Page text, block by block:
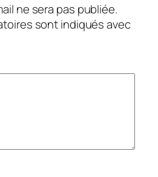
ne sera pas publiée.
sont indiqués avec